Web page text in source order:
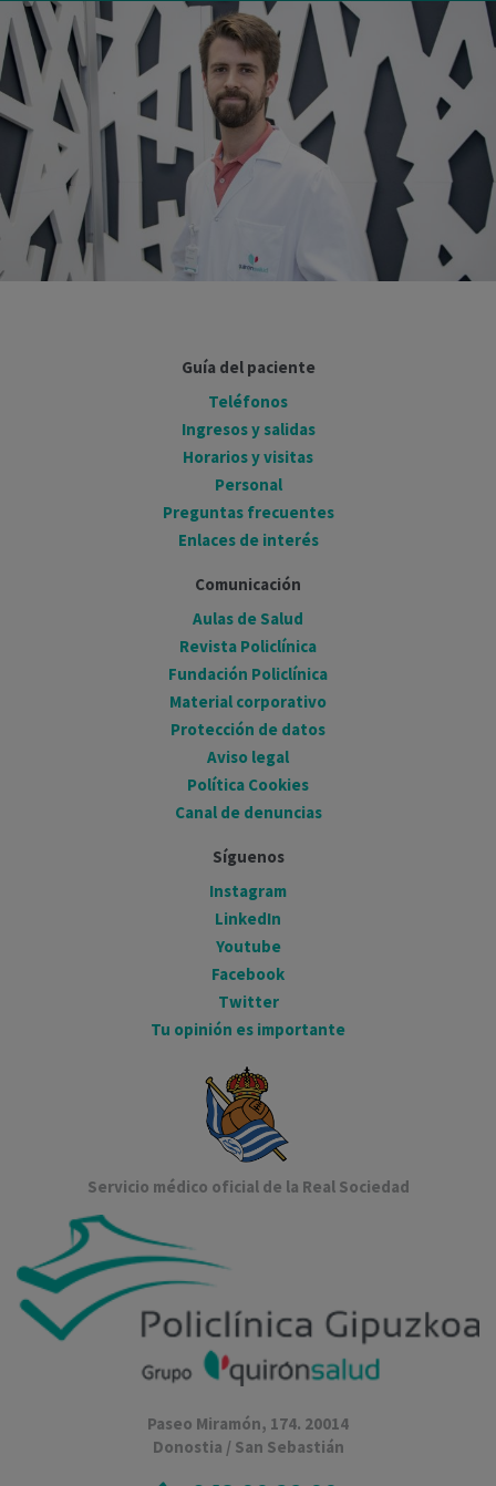
Guía del paciente
Teléfonos
Ingresos y salidas
Horarios y visitas
Personal
Preguntas frecuentes
Enlaces de interés
Comunicación
Aulas de Salud
Revista Policlínica
Fundación Policlínica
Material corporativo
Protección de datos
Aviso legal
Política Cookies
Canal de denuncias
Síguenos
Instagram
LinkedIn
Youtube
Facebook
Twitter
Tu opinión es importante
Servicio médico oficial de la Real Sociedad
Paseo Miramón, 174. 20014
Donostia / San Sebastián